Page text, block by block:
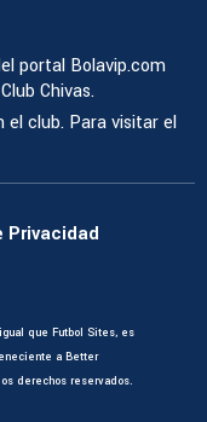
portal Bolavip.com
Chivas.
el club. Para visitar el
Privacidad
que Futbol Sites, es
a Better
derechos reservados.